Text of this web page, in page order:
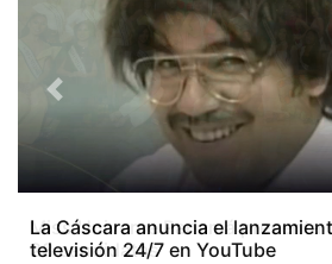
Miss Universe Panamá presenta
28 candidatas
Previous